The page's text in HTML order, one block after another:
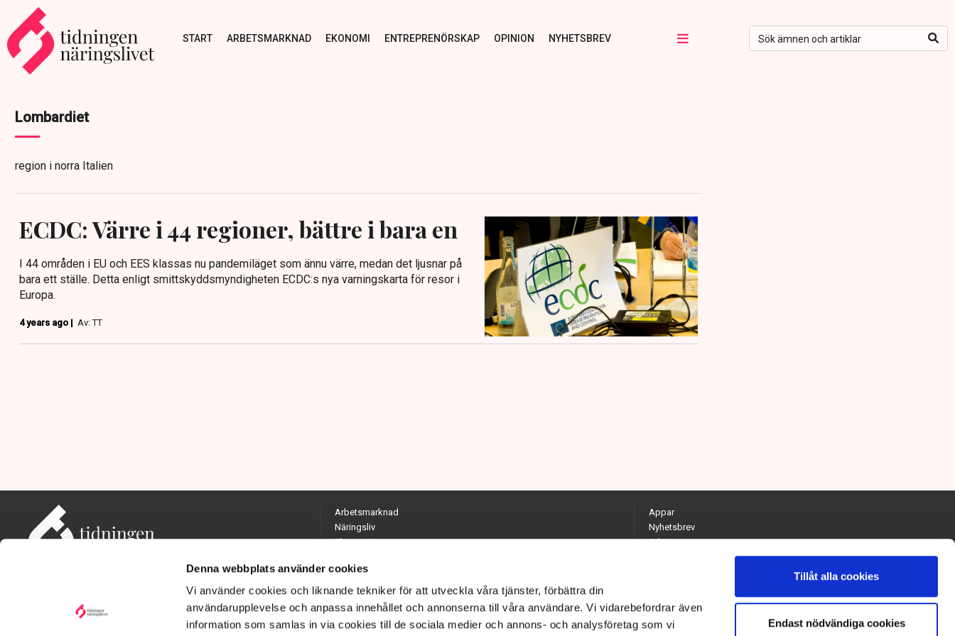
Denna webbplats använder cookies
Vi använder cookies och liknande tekniker för att utveckla våra tjänster, förbättra din
användarupplevelse och anpassa innehållet och annonserna till våra användare. Vi vidarebefordrar även
information som samlas in via cookies till de sociala medier och annons- och analysföretag som vi
Tillåt alla cookies
Endast nödvändiga cookies
START ARBETSMARKNAD EKONOMI ENTREPRENÖRSKAP OPINION NYHETSBREV
Lombardiet
region i norra Italien
ECDC: Värre i 44 regioner, bättre i bara en
I 44 områden i EU och EES klassas nu pandemiläget som ännu värre, medan det ljusnar på
bara ett ställe. Detta enligt smittskyddsmyndigheten ECDC:s nya varningskarta för resor i
Europa.
4 years ago | Av: TT
Adress: Tidningen Näringslivet, 114 82 Stockholm
Arbetsmarknad
Näringsliv
Ekonomi
Opinion
Hållbarhet
Utrikes
Quiz
Appar
Nyhetsbrev
Arkiv
Kontakta redaktionen
Chefredaktör och ansvarig utgivare: